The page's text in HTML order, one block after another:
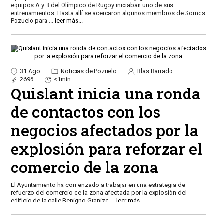
equipos A y B del Olímpico de Rugby iniciaban uno de sus
entrenamientos. Hasta allí se acercaron algunos miembros de Somos
Pozuelo para
leer más...
31 Ago Noticias de Pozuelo
Blas Barrado
2696
<1min
Quislant inicia una ronda
de contactos con los
negocios afectados por la
explosión para reforzar el
comercio de la zona
El Ayuntamiento ha comenzado a trabajar en una estrategia de
refuerzo del comercio de la zona afectada por la explosión del
edificio de la calle Benigno Granizo.
leer más...